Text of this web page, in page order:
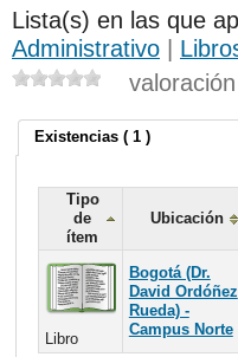
Lista(s) en las que
Administrativo
Existencias ( 1 )
Tipo
de
ítem
Ubicación
Libro
Bogotá (Dr.
David Ordóñez
Rueda) -
Campus Norte